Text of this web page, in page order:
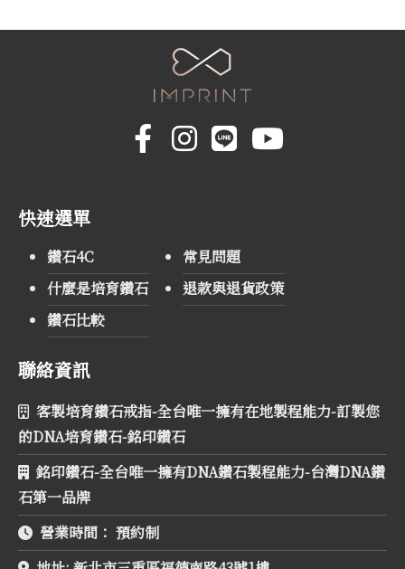
快速選單
鑽石4C
什麼是培育鑽石
鑽石比較
常見問題
退款與退貨政策
聯絡資訊
客製培育鑽石戒指-全台唯一擁有在地製程能力-訂製您
的DNA培育鑽石-銘印鑽石
銘印鑽石-全台唯一擁有DNA鑽石製程能力-台灣DNA鑽
石第一品牌
營業時間： 預約制